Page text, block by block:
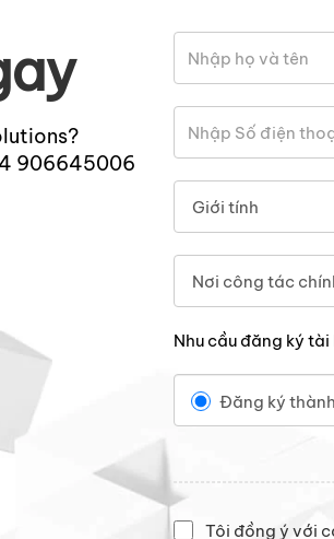
906645006
Nhu cầu đăng ký
Đăng ký
Tôi đồng ý với